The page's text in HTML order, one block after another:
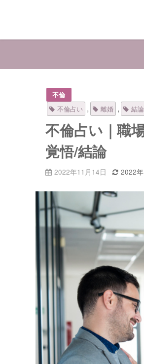
不倫
不倫占い , 離婚 , 結論
不倫占い｜職
覚悟/結論
2022年11月14日 2022